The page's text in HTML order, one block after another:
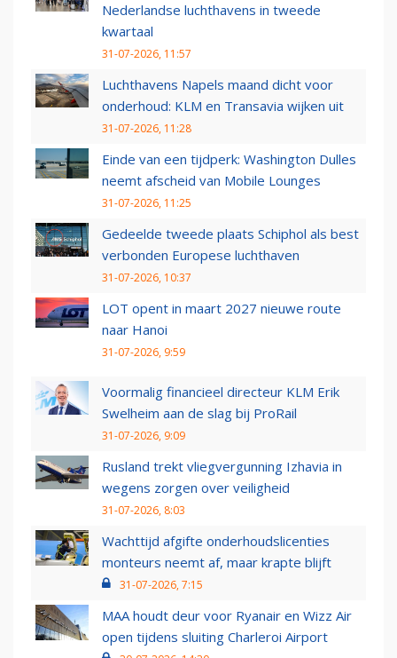
Nederlandse luchthavens in tweede
kwartaal
31-07-2026, 11:57
Luchthavens Napels maand dicht voor
onderhoud: KLM en Transavia wijken uit
31-07-2026, 11:28
Einde van een tijdperk: Washington Dulles
neemt afscheid van Mobile Lounges
31-07-2026, 11:25
Gedeelde tweede plaats Schiphol als best
verbonden Europese luchthaven
31-07-2026, 10:37
LOT opent in maart 2027 nieuwe route
naar Hanoi
31-07-2026, 9:59
Voormalig financieel directeur KLM Erik
Swelheim aan de slag bij ProRail
31-07-2026, 9:09
Rusland trekt vliegvergunning Izhavia in
wegens zorgen over veiligheid
31-07-2026, 8:03
Wachttijd afgifte onderhoudslicenties
monteurs neemt af, maar krapte blijft
31-07-2026, 7:15
MAA houdt deur voor Ryanair en Wizz Air
open tijdens sluiting Charleroi Airport